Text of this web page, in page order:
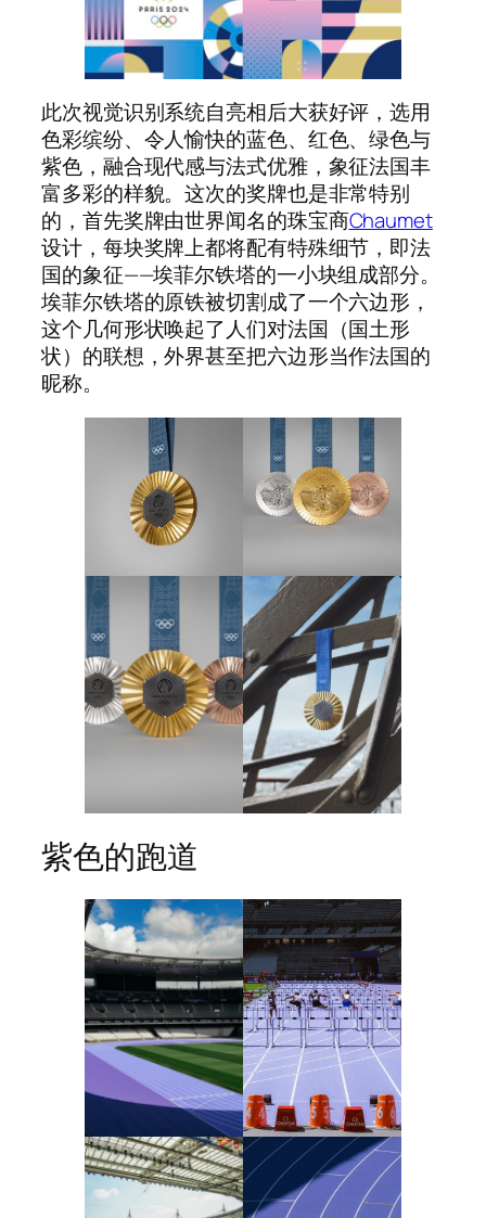
此次视觉识别系统自亮相后大获好评，选用
色彩缤纷、令人愉快的蓝色、红色、绿色与
紫色，融合现代感与法式优雅，象征法国丰
富多彩的样貌。这次的奖牌也是非常特别
的，首先奖牌由世界闻名的珠宝商Chaumet
设计，每块奖牌上都将配有特殊细节，即法
国的象征——埃菲尔铁塔的一小块组成部分。
埃菲尔铁塔的原铁被切割成了一个六边形，
这个几何形状唤起了人们对法国（国土形
状）的联想，外界甚至把六边形当作法国的
昵称。
紫色的跑道